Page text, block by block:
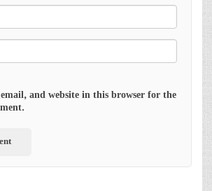
and website in this browser for the